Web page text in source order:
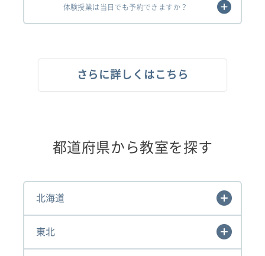
体験授業は当日でも予約できますか？
さらに詳しくはこちら
都道府県から教室を探す
北海道
東北